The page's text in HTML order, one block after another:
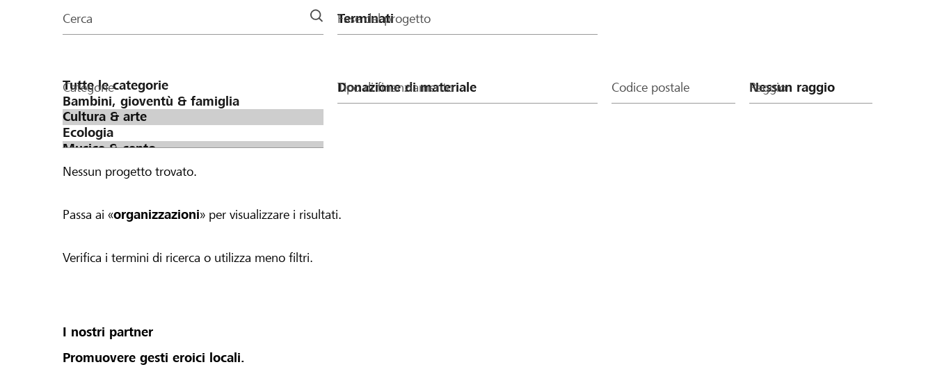
della
Cerca Fase del progetto
Categorie Tipo di finanziamento Codice postale Raggio
Nessun progetto trovato.
Passa ai «organizzazioni» per visualizzare i risultati.
Verifica i termini di ricerca o utilizza meno filtri.
I nostri partner
Promuovere gesti eroici locali.